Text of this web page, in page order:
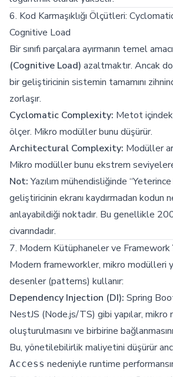
6. Kod Karmaşıklığı Ölçütleri:
Cognitive Load
Bir sınıfı parçalara ayırmanın temel amacı
(Cognitive Load) azaltmaktır. Ancak
bir geliştiricinin sistemin tamamını
zorlaşır.
Cyclomatic Complexity: Metot
ölçer. Mikro modüller bunu düşürür.
Architectural Complexity: Modüller
Mikro modüller bunu ekstrem seviyelere
Not:Yazılım mühendisliğinde
geliştiricinin ekranı kaydırmadan kodun
anlayabildiği noktadır. Bu genellikle
civarındadır.
7. Modern Kütüphaneler ve Framework
Modern frameworkler, mikro modülleri
desenler (patterns) kullanır:
Dependency Injection (DI): Spring
NestJS (Node.js/TS) gibi yapılar, mikro
oluşturulmasını ve birbirine
Bu, yönetilebilirlik maliyetini düşürür
Access nedeniyle runtime